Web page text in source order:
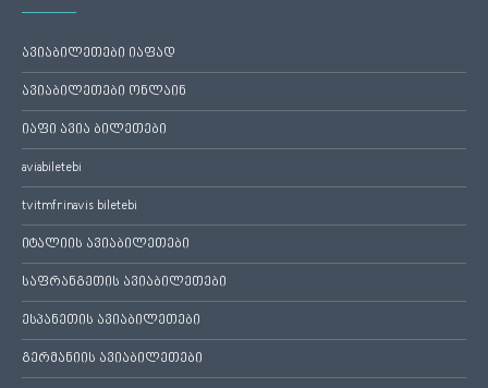
ავიაბილეთები იაფად
ავიაბილეთები ონლაინ
იაფი ავია ბილეთები
aviabiletebi
tvitmfrinavis biletebi
იტალიის ავიაბილეთები
საფრანგეთის ავიაბილეთები
ესპანეთის ავიაბილეთები
გერმანიის ავიაბილეთები